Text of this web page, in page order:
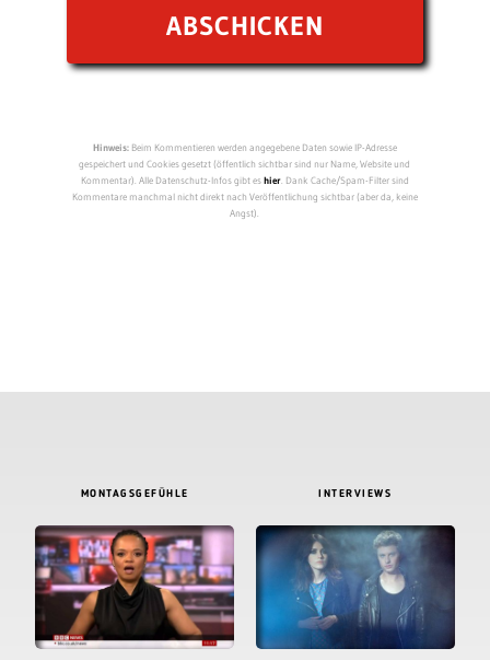
Hinweis:Beim Kommentieren werden angegebene Daten sowie IP-Adresse
gespeichert und Cookies gesetzt (öffentlich sichtbar sind nur Name, Website und
Kommentar). Alle Datenschutz-Infos gibt eshier. Dank Cache/Spam-Filter sind
Kommentare manchmal nicht direkt nach Veröffentlichung sichtbar (aber da, keine
Angst).
MONTAGSGEFÜHLE INTERVIEWS